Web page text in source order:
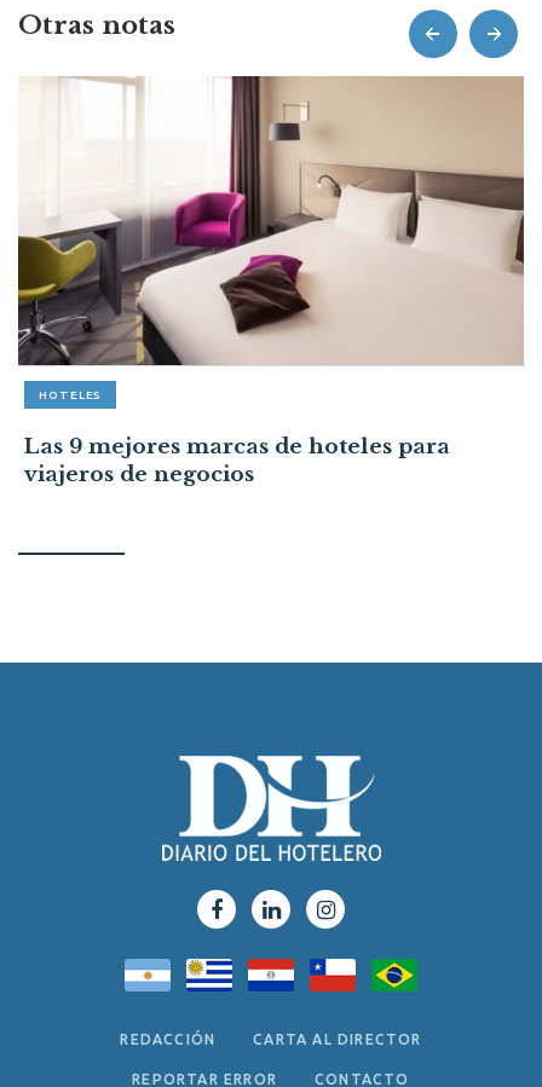
Otras notas
HOTELES
Las 9 mejores marcas de hoteles para
viajeros de negocios
prev next
REDACCIÓN CARTA AL DIRECTOR
REPORTAR ERROR CONTACTO